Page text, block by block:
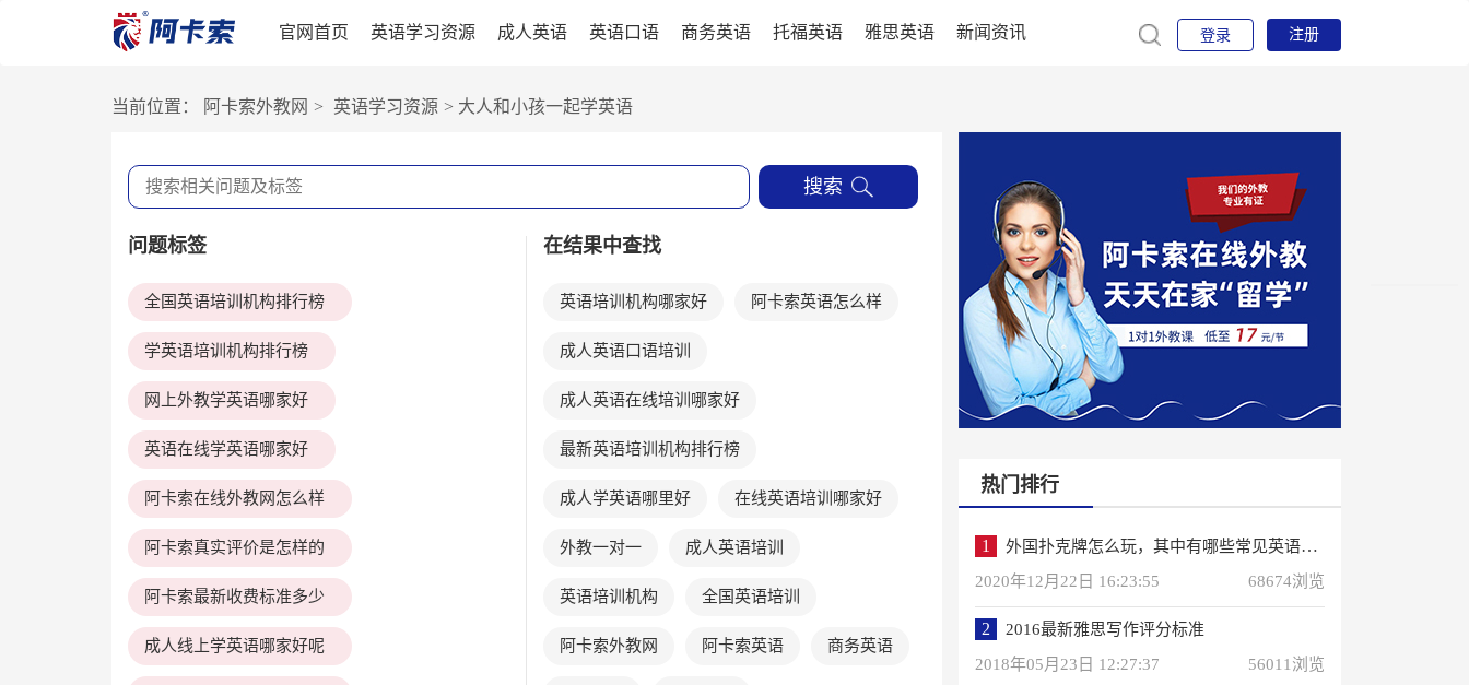
官网首页 英语学习资源 成人英语 英语口语 商务英语 托福英语 雅思英语 新闻资讯 登录 注册
当前位置： 阿卡索外教网 > 英语学习资源 > 大人和小孩一起学英语
搜索
问题标签
全国英语培训机构排行榜
学英语培训机构排行榜
网上外教学英语哪家好
英语在线学英语哪家好
阿卡索在线外教网怎么样
阿卡索真实评价是怎样的
阿卡索最新收费标准多少
成人线上学英语哪家好呢
在结果中查找
英语培训机构哪家好 阿卡索英语怎么样
成人英语口语培训
成人英语在线培训哪家好
最新英语培训机构排行榜
成人学英语哪里好 在线英语培训哪家好
外教一对一 成人英语培训
英语培训机构 全国英语培训
阿卡索外教网 阿卡索英语 商务英语
热门排行
1
外国扑克牌怎么玩，其中有哪些常见英语词汇？
2020年12月22日 16:23:55
68674浏览
2
2016最新雅思写作评分标准
2018年05月23日 12:27:37
56011浏览